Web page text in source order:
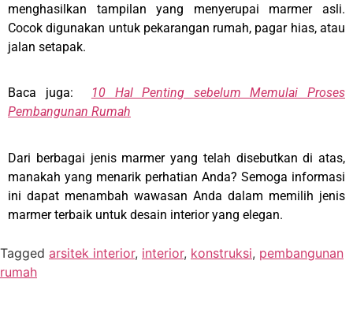
menghasilkan tampilan yang menyerupai marmer asli.
Cocok digunakan untuk pekarangan rumah, pagar hias, atau
jalan setapak.
Baca juga:
10 Hal Penting sebelum Memulai Proses
Pembangunan Rumah
Dari berbagai jenis marmer yang telah disebutkan di atas,
manakah yang menarik perhatian Anda? Semoga informasi
ini dapat menambah wawasan Anda dalam memilih jenis
marmer terbaik untuk desain interior yang elegan.
Tagged arsitek interior, interior, konstruksi, pembangunan
rumah